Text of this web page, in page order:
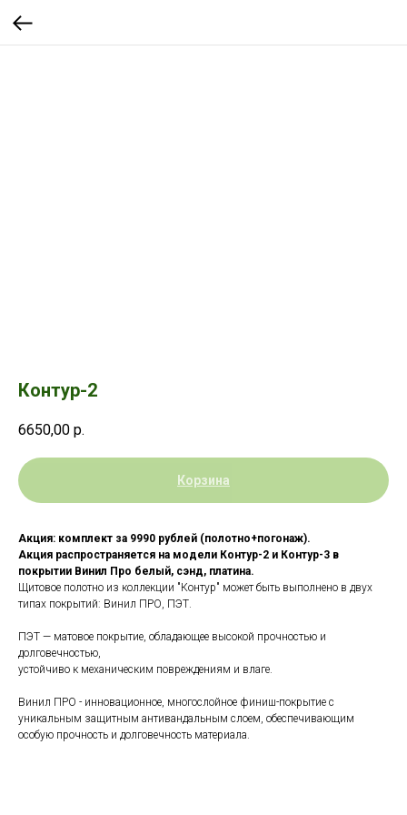
Контур-2
6650,00 р.
Корзина
Акция: комплект за 9990 рублей (полотно+погонаж).
Акция распространяется на модели Контур-2 и Контур-3 в
покрытии Винил Про белый, сэнд, платина.
Щитовое полотно из коллекции "Контур" может быть выполнено в двух
типах покрытий: Винил ПРО, ПЭТ.
ПЭТ — матовое покрытие, обладающее высокой прочностью и
долговечностью,
устойчиво к механическим повреждениям и влаге.
Винил ПРО - инновационное, многослойное финиш-покрытие с
уникальным защитным антивандальным слоем, обеспечивающим
особую прочность и долговечность материала.